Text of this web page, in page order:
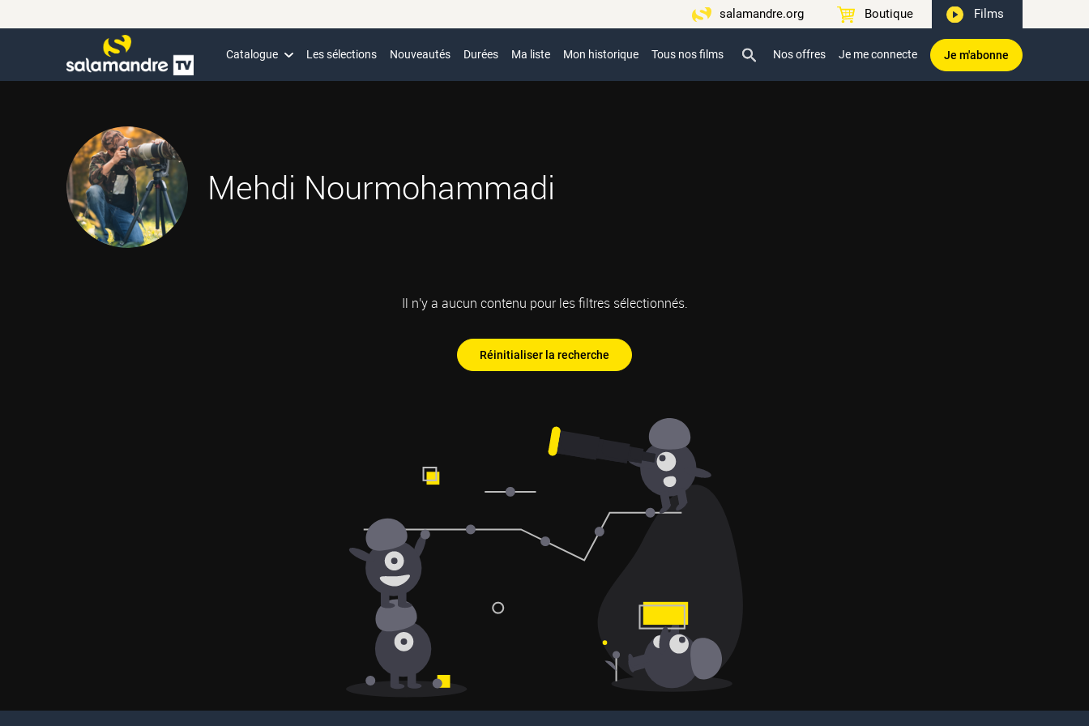
salamandre.org Boutique Films
Catalogue Les sélections Nouveautés Durées Ma liste Mon historique Tous nos films Nos offres Je me connecte Je m'abonne
Mehdi Nourmohammadi
Il n'y a aucun contenu pour les filtres sélectionnés.
Réinitialiser la recherche